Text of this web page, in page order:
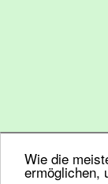
Wie die
ermöglichen,